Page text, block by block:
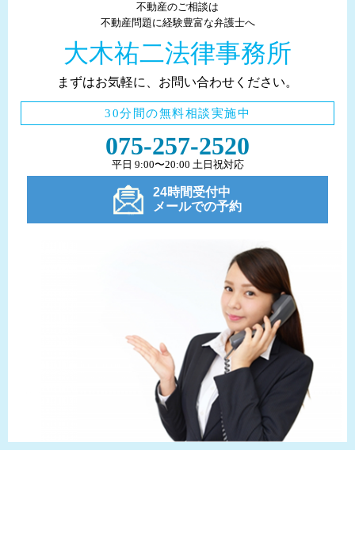
不動産のご相談は
不動産問題に経験豊富な弁護士へ
大木祐二法律事務所
まずはお気軽に、お問い合わせください。
30分間の無料相談実施中
075-257-2520
平日 9:00〜20:00 土日祝対応
24時間受付中
メールでの予約